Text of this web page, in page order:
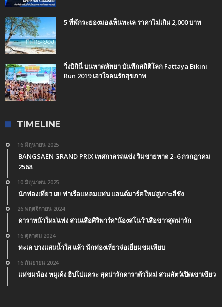
5 ที่พักระยองมองเห็นทะเล ราคาไม่เกิน 2,000 บาท
วิ่งบิกินี่ บนหาดพัทยา บันทึกสถิติโลก Pattaya Bikini
Run 2019 เอาใจคนรักสุขภาพ
TIMELINE
16 มิถุนายน 2025
BANGSAEN GRAND PRIX เทศกาลรถแข่ง ริมชายหาด 2–6 กรกฎาคม
2568
10 มิถุนายน 2025
นักท่องเที่ยว เฮ! ท่าเรือแหลมแท่น แลนด์มาร์คใหม่สู่เกาะสีชัง
26 พฤศจิกายน 2024
ดาราหน้าใหม่แห่ง สวนเสือศิริพาร์ค”น้องสโนว์”เสือขาวสุดน่ารัก
16 ตุลาคม 2024
ทะเล บางแสนน้ำใส แล้ว นักท่องเที่ยวจ่อเยี่ยมชมเพียบ
16 กันยายน 2024
แห่ชมน้อง หมูเด้ง ฮิปโปแคระ สุดน่ารักดาราตัวใหม่ สวนสัตว์เปิดเขาเขียว